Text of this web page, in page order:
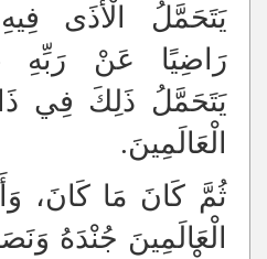
يَتَحَمَّلُ الْأَذَى
رَاضِيًا عَنْ رَبِّهِ
يَتَحَمَّلُ ذَلِكَ فِي
الْعَالَمِينَ.
ثُمَّ كَانَ مَا كَانَ،
الْعَالَمِينَ جُنْدَهُ